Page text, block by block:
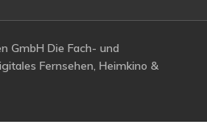
GmbH Die Fach- und
Fernsehen, Heimkino &